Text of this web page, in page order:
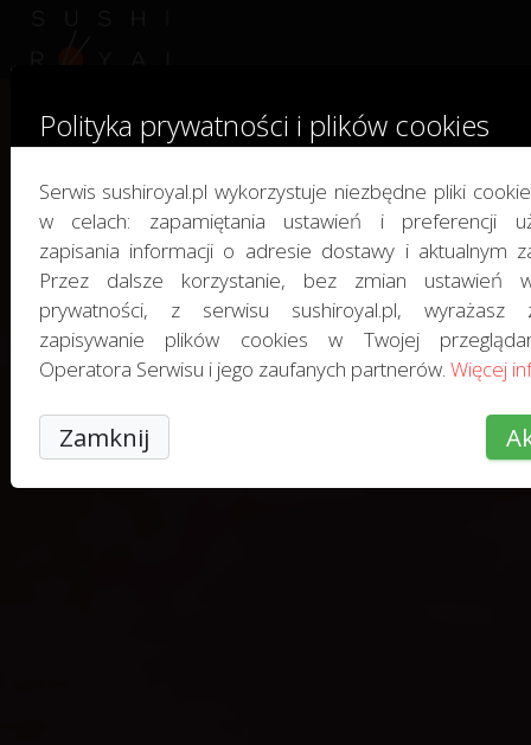
Polityka prywatności i plików cookies
Serwis sushiroyal.pl wykorzystuje niezbędne pliki
w celach: zapamiętania ustawień i preferencji
zapisania informacji o adresie dostawy i aktualnym
Przez dalsze korzystanie, bez zmian ustawień
prywatności, z serwisu sushiroyal.pl, wyrażasz
zapisywanie plików cookies w Twojej
Operatora Serwisu i jego zaufanych partnerów. Więcej
Zamknij